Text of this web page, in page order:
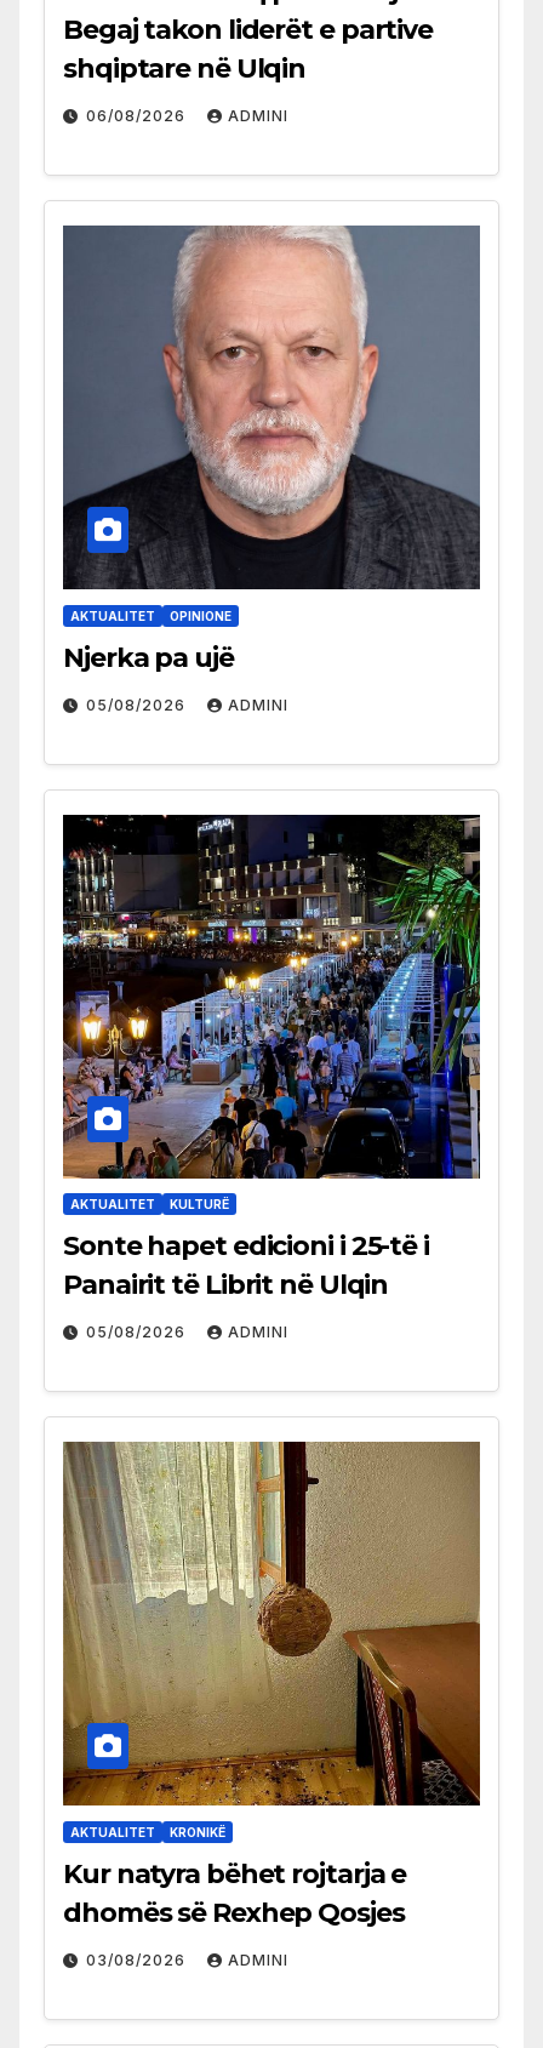
Begaj takon liderët e partive
shqiptare në Ulqin
06/08/2026 ADMINI
AKTUALITET OPINIONE
Njerka pa ujë
05/08/2026 ADMINI
AKTUALITET KULTURË
Sonte hapet edicioni i 25-të i
Panairit të Librit në Ulqin
05/08/2026 ADMINI
AKTUALITET KRONIKË
Kur natyra bëhet rojtarja e
dhomës së Rexhep Qosjes
03/08/2026 ADMINI